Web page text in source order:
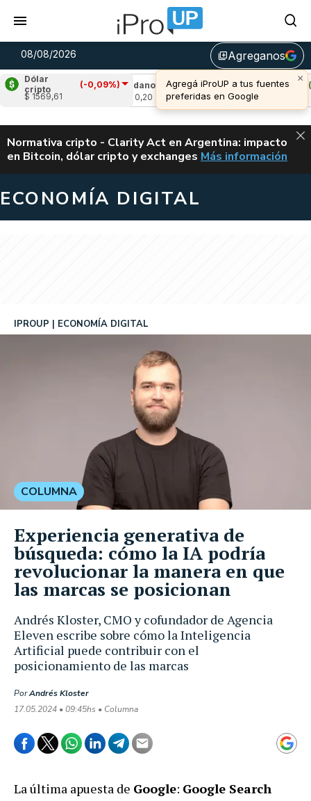
08/08/2026 library_addAgreganos
×
Agregá iProUP a tus fuentes
preferidas en Google
Dólar
cripto
(-0,09%)
$ 1569,61
Cardano
(-1,32%)
u$s 0,20
Avalanche
u$s 6,55
ALERTA
Normativa cripto - Clarity Act en Argentina: impacto
en Bitcoin, dólar cripto y exchanges CLARITY ACT EN
Más información
ECONOMÍA DIGITAL
Andrés Kloster, CMO y cofundador de Agencia
Eleven escribe sobre cómo la Inteligencia
Artificial puede contribuir con el
posicionamiento de las marcas
IPROUP ECONOMÍA DIGITAL
PorAndrés Kloster
17.05.2024 • 09:45hs • Columna
COLUMNA
Experiencia generativa de
búsqueda: cómo la IA podría
revolucionar la manera en que
las marcas se posicionan
La última apuesta de Google: Google Search